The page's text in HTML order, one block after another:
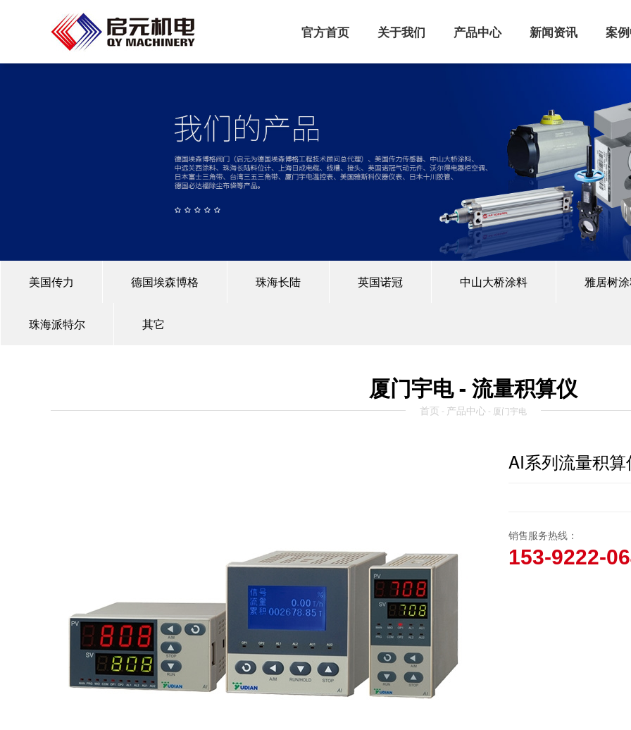
官方首页 关于我们 产品中心 新闻资讯 案
美国传力 德国埃森博格 珠海长陆 英国诺冠 中山大桥涂料 雅居树
珠海派特尔 其它
厦门宇电 - 流量积算仪
首页 - 产品中心 - 厦门宇电
AI系列流量积算
销售服务热线：
153-9222-